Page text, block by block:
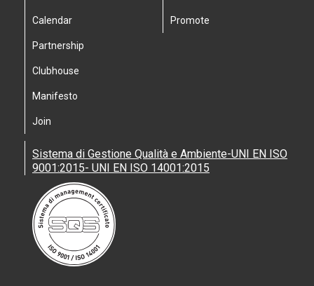
Calendar
Partnership
Clubhouse
Manifesto
Join
Promote
Sistema di Gestione Qualità e Ambiente-UNI EN ISO
9001:2015- UNI EN ISO 14001:2015